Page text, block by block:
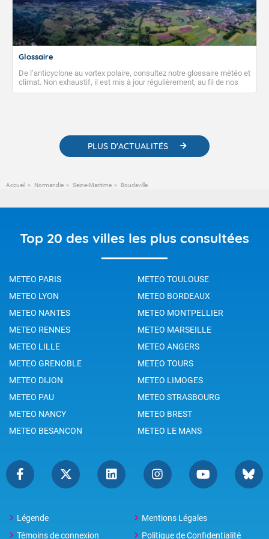
Glossaire
De l’anticyclone au vortex polaire, consultez notre glossaire météo et
climat. Non exhaustif, il est mis à jour régulièrement, au fil de nos
publications. Vous y trouverez également des liens utiles vers nos
PLUS D'ACTUALITÉS
Accueil Normandie Seine-Maritime Boudeville
Top 20 des villes les plus consultées
METEO PARIS
METEO TOULOUSE
METEO LYON
METEO BORDEAUX
METEO NANTES
METEO MONTPELLIER
METEO RENNES
METEO MARSEILLE
METEO LILLE
METEO ANGERS
METEO GRENOBLE
METEO TOURS
METEO DIJON
METEO LIMOGES
METEO PAU
METEO STRASBOURG
METEO NANCY
METEO BREST
METEO BESANCON
METEO LE MANS
Légende
Mentions Légales
Témoins de connexion
Politique de Confidentialité